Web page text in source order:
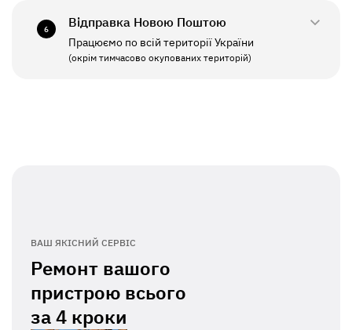
ПН - ПТ
СБ - НД
11:00 - 19:00
6 Відправка Новою Поштою
Працюємо по всій території України
(окрім тимчасово окупованих територій)
ВАШ ЯКІСНИЙ СЕРВІС
Ремонт вашого
пристрою всього
за4 кроки